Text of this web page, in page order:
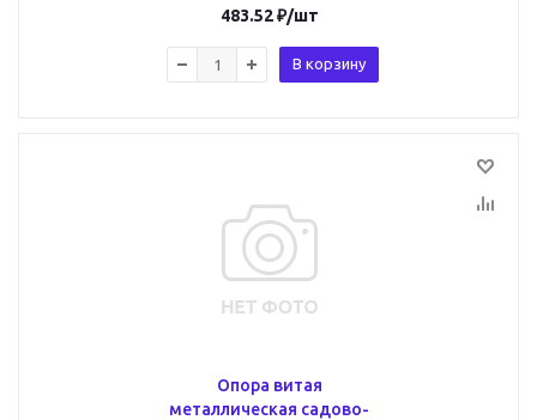
483.52₽/шт
В корзину
Опора витая
металлическая садово-